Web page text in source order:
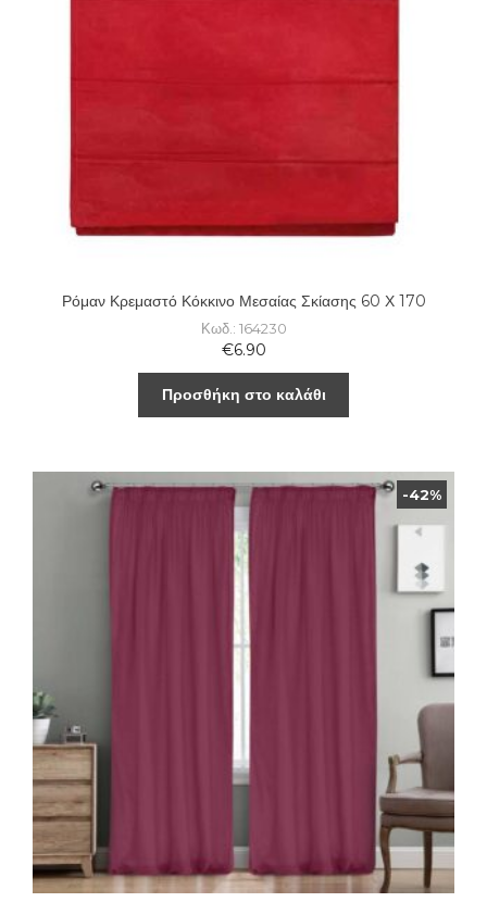
Ρόμαν Κρεμαστό Κόκκινο Μεσαίας Σκίασης 60 Χ 170
Κωδ.: 164230
€6.90
Προσθήκη στο καλάθι
-42%